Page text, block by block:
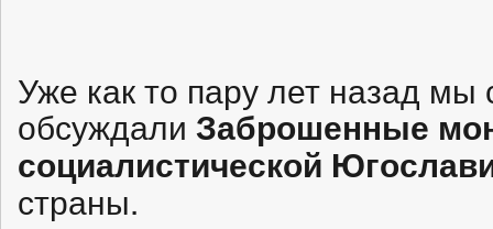
Уже как то пару лет назад мы
обсуждали Заброшенные
социалистической
страны.